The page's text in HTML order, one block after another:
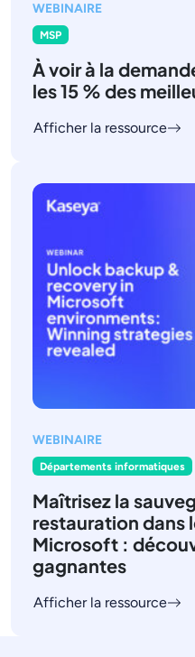
WEBINAIRE
MSP
À voir à la
les 15 % des
Afficher la ressource
WEBINAIRE
Départements informatiques
Maîtrisez la
restauration dans
Microsoft :
gagnantes
Afficher la ressource